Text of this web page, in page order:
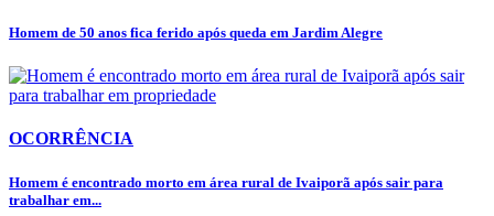
Homem de 50 anos fica ferido após queda em Jardim Alegre
OCORRÊNCIA
Homem é encontrado morto em área rural de Ivaiporã após sair para
trabalhar em...